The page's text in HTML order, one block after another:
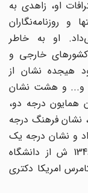
او، زاهدی به
او به خاطر
خارجی و
نشان از
و... و هشت نشان
درجه دو،
فرهنگ درجه
درجه یک، نشان 28 مرداد و نشان درجه یک
تاج به او اعطا شد و علاوه بر این در 1348 ش از دانشگاه
کامرس امریکا دکتری